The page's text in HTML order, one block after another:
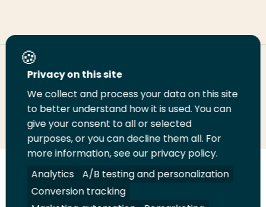
Deel deze pagina
Deel
LinkedIn
Deel
op
Twitter
Deel
op
Facebook
Email
deze
pagina
Print
deze
pagina
Volg
ons
op
Volg
ons
op
Volg
ons
op
Volg
ons
op
Juridisch Security A-Z Index Contact
Privacy on this site
We collect and process your data on this site
to better understand how it is used. You can
give your consent to all or selected
purposes, or you can decline them all. For
more information, see our privacy policy.
Analytics
A/B testing and personalization
Conversion tracking